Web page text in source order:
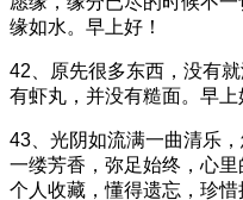
缘如水。早上好！
42、原先很多东西，没有
有虾丸，并没有糙面。早上
43、光阴如流满一曲清乐
一缕芳香，弥足始终，心
个人收藏，懂得遗忘，珍